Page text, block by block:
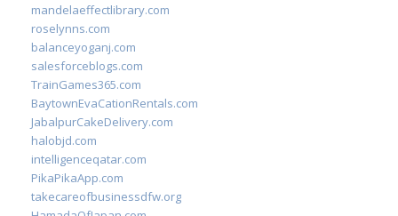
mandelaeffectlibrary.com
roselynns.com
balanceyoganj.com
salesforceblogs.com
TrainGames365.com
BaytownEvaCationRentals.com
JabalpurCakeDelivery.com
halobjd.com
intelligenceqatar.com
PikaPikaApp.com
takecareofbusinessdfw.org